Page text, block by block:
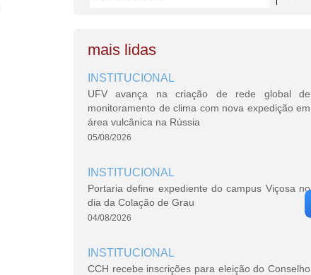
mais lidas
INSTITUCIONAL
UFV avança na criação de rede global de
monitoramento de clima com nova expedição em
área vulcânica na Rússia
05/08/2026
INSTITUCIONAL
Portaria define expediente do campus Viçosa no
dia da Colação de Grau
04/08/2026
INSTITUCIONAL
CCH recebe inscrições para eleição do Conselho